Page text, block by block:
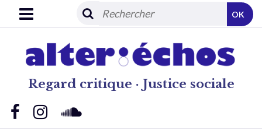
Regard critique · Justice sociale
OK